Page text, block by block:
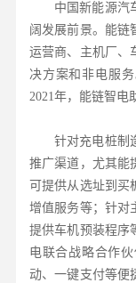
中国新能源汽
阔发展前景。能链
运营商、主机厂、
决方案和非电服
2021年，能链智电
针对充电桩制
推广渠道，尤其能
可提供从选址到买
增值服务等；针对
提供车机预装程序
电联合战略合作
动、一键支付等便